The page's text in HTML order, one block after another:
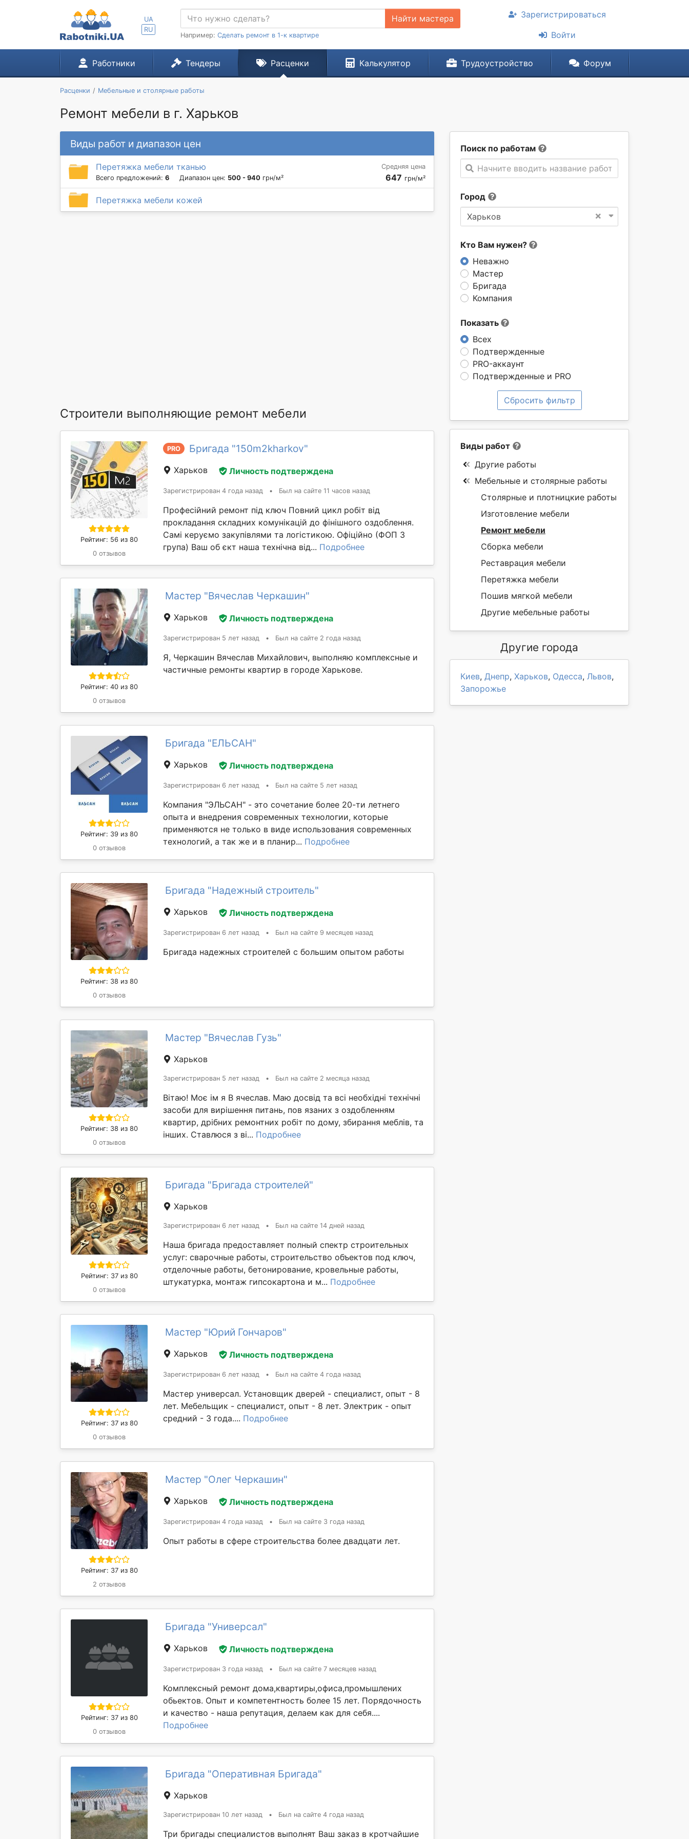
UA
RU
Найти мастера
Например: Сделать ремонт в 1-к квартире
Зарегистрироваться
Войти
Работники Тендеры Расценки Калькулятор Трудоустройство Форум
Расценки Мебельные и столярные работы
Ремонт мебели в г. Харьков
Поиск по работам
Начните вводить название работы
Город
×
Харьков
Кто Вам нужен?
Неважно
Мастер
Бригада
Компания
Показать
Всех
Подтвержденные
PRO-аккаунт
Подтвержденные и PRO
Сбросить фильтр
Виды работ и диапазон цен
Перетяжка мебели тканью
Всего предложений: 6 Диапазон цен: 500 - 940 грн/м²
Средняя цена
647 грн/м²
Перетяжка мебели кожей
Строители выполняющие ремонт мебели
Рейтинг: 56 из 80
0 отзывов
PRO Бригада "150m2kharkov"
Харьков Личность подтверждена
Зарегистрирован 4 года назад • Был на сайте 11 часов назад
Професійний ремонт під ключ Повний цикл робіт від
прокладання складних комунікацій до фінішного оздоблення.
Самі керуємо закупівлями та логістикою. Офіційно (ФОП 3
група) Ваш об єкт наша технічна від... Подробнее
Рейтинг: 40 из 80
0 отзывов
Мастер "Вячеслав Черкашин"
Харьков Личность подтверждена
Зарегистрирован 5 лет назад • Был на сайте 2 года назад
Я, Черкашин Вячеслав Михайлович, выполняю комплексные и
частичные ремонты квартир в городе Харькове.
Рейтинг: 39 из 80
0 отзывов
Бригада "ЕЛЬСАН"
Харьков Личность подтверждена
Зарегистрирован 6 лет назад • Был на сайте 5 лет назад
Компания "ЭЛЬСАН" - это сочетание более 20-ти летнего
опыта и внедрения современных технологии, которые
применяются не только в виде использования современных
технологий, а так же и в планир... Подробнее
Рейтинг: 38 из 80
0 отзывов
Бригада "Надежный строитель"
Харьков Личность подтверждена
Зарегистрирован 6 лет назад • Был на сайте 9 месяцев назад
Бригада надежных строителей с большим опытом работы
Рейтинг: 38 из 80
0 отзывов
Мастер "Вячеслав Гузь"
Харьков
Зарегистрирован 5 лет назад • Был на сайте 2 месяца назад
Вітаю! Моє ім я В ячеслав. Маю досвід та всі необхідні технічні
засоби для вирішення питань, пов язаних з оздобленням
квартир, дрібних ремонтних робіт по дому, збирання меблів, та
інших. Ставлюся з ві... Подробнее
Рейтинг: 37 из 80
0 отзывов
Бригада "Бригада строителей"
Харьков
Зарегистрирован 6 лет назад • Был на сайте 14 дней назад
Наша бригада предоставляет полный спектр строительных
услуг: сварочные работы, строительство объектов под ключ,
отделочные работы, бетонирование, кровельные работы,
штукатурка, монтаж гипсокартона и м... Подробнее
Рейтинг: 37 из 80
0 отзывов
Мастер "Юрий Гончаров"
Харьков Личность подтверждена
Зарегистрирован 6 лет назад • Был на сайте 4 года назад
Мастер универсал. Установщик дверей - специалист, опыт - 8
лет. Мебельщик - специалист, опыт - 8 лет. Электрик - опыт
средний - 3 года.... Подробнее
Рейтинг: 37 из 80
2 отзывов
Мастер "Олег Черкашин"
Харьков Личность подтверждена
Зарегистрирован 4 года назад • Был на сайте 3 года назад
Опыт работы в сфере строительства более двадцати лет.
Рейтинг: 37 из 80
0 отзывов
Бригада "Универсал"
Харьков Личность подтверждена
Зарегистрирован 3 года назад • Был на сайте 7 месяцев назад
Комплексный ремонт дома,квартиры,офиса,промышлених
обьектов. Опыт и компетентность более 15 лет. Порядочность
и качество - наша репутация, делаем как для себя....
Подробнее
Бригада "Оперативная Бригада"
Харьков
Зарегистрирован 10 лет назад • Был на сайте 4 года назад
Три бригады специалистов выполнят Ваш заказ в кротчайшие
Виды работ
Другие работы
Мебельные и столярные работы
Столярные и плотницкие работы
Изготовление мебели
Ремонт мебели
Сборка мебели
Реставрация мебели
Перетяжка мебели
Пошив мягкой мебели
Другие мебельные работы
Другие города
Киев, Днепр, Харьков, Одесса, Львов,
Запорожье